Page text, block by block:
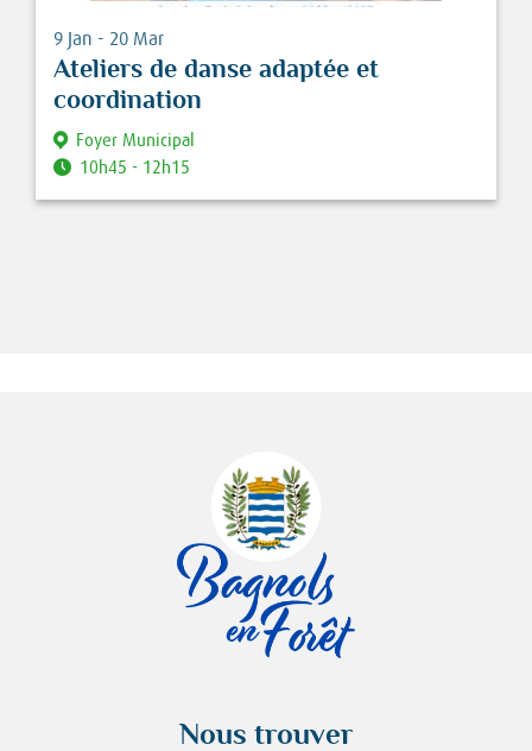
9 Jan - 20 Mar
Ateliers de danse adaptée et
coordination
Foyer Municipal
10h45 - 12h15
Nous trouver